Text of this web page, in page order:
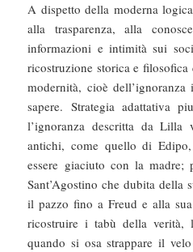
A dispetto della moderna
alla trasparenza, alla
informazioni e intimità sui
ricostruzione storica e
modernità, cioè
sapere. Strategia adattativa
l’ignoranza descritta da Lilla
antichi, come quello di
essere giaciuto con la madre;
Sant’Agostino che dubita della
il pazzo fino a Freud e alla
ricostruire i tabù della verità,
quando si osa strappare il